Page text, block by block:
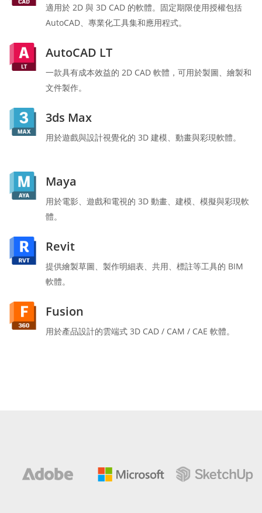
適用於 2D 與 3D CAD 的軟體。固定期限使用授權包括
AutoCAD、專業化工具集和應用程式。
AutoCAD LT
一款具有成本效益的 2D CAD 軟體，可用於製圖、繪製和
文件製作。
3ds Max
用於遊戲與設計視覺化的 3D 建模、動畫與彩現軟體。
Maya
用於電影、遊戲和電視的 3D 動畫、建模、模擬與彩現軟
體。
Revit
提供繪製草圖、製作明細表、共用、標註等工具的 BIM
軟體。
Fusion
用於產品設計的雲端式 3D CAD / CAM / CAE 軟體。